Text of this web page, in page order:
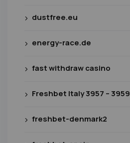
dustfree.eu
energy-race.de
fast withdraw casino
Freshbet Italy 3957 – 3959
freshbet-denmark2